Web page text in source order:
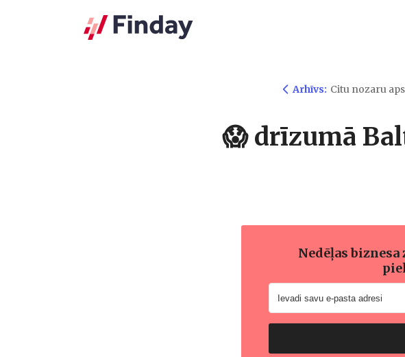
Arhīvs: Citu nozaru
😱 drīzumā
Nedēļas